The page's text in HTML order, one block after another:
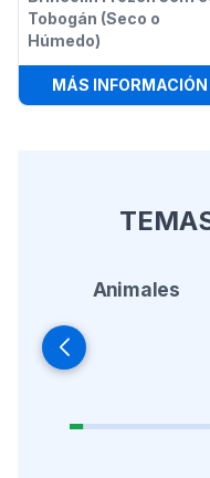
Tobogán (Seco o
Húmedo)
MÁS INFORMACIÓN:
Animales